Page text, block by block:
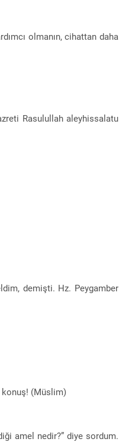
olmanın, cihattan daha
Rasulullah aleyhissalatu
demişti. Hz. Peygamber
konuş! (Müslim)
amel nedir?” diye sordum.